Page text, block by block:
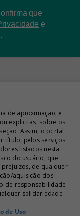
que
e
de aproximação, e
explicitas, sobre os
Assim, o portal
título, pelos serviços
listados nesta
do usuário, que
de qualquer
aquisição dos
de responsabilidade
solidariedade
de Uso.